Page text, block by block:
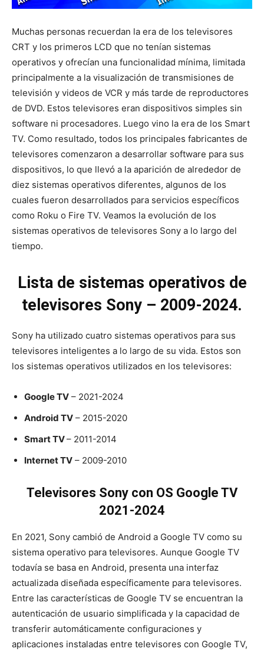
Muchas personas recuerdan la era de los televisores
CRT y los primeros LCD que no tenían sistemas
operativos y ofrecían una funcionalidad mínima, limitada
principalmente a la visualización de transmisiones de
televisión y videos de VCR y más tarde de reproductores
de DVD. Estos televisores eran dispositivos simples sin
software ni procesadores. Luego vino la era de los Smart
TV. Como resultado, todos los principales fabricantes de
televisores comenzaron a desarrollar software para sus
dispositivos, lo que llevó a la aparición de alrededor de
diez sistemas operativos diferentes, algunos de los
cuales fueron desarrollados para servicios específicos
como Roku o Fire TV. Veamos la evolución de los
sistemas operativos de televisores Sony a lo largo del
tiempo.
Lista de sistemas operativos de
televisores Sony – 2009-2024.
Sony ha utilizado cuatro sistemas operativos para sus
televisores inteligentes a lo largo de su vida. Estos son
los sistemas operativos utilizados en los televisores:
Google TV – 2021-2024
Android TV – 2015-2020
Smart TV– 2011-2014
Internet TV – 2009-2010
Televisores Sony con OS Google TV
2021-2024
En 2021, Sony cambió de Android a Google TV como su
sistema operativo para televisores. Aunque Google TV
todavía se basa en Android, presenta una interfaz
actualizada diseñada específicamente para televisores.
Entre las características de Google TV se encuentran la
autenticación de usuario simplificada y la capacidad de
transferir automáticamente configuraciones y
aplicaciones instaladas entre televisores con Google TV,